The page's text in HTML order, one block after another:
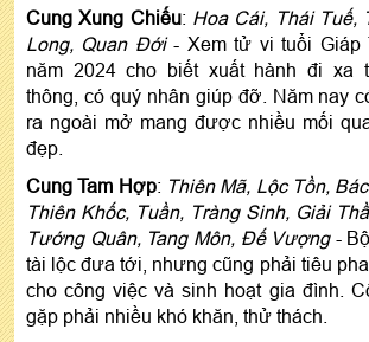
Cung Xung Chiếu: Hoa Cái, Thái Tuế,
Long, Quan Đới- Xem tử vi tuổi Giáp
năm 2024 cho biết xuất hành đi xa
thông, có quý nhân giúp đỡ. Năm nay
ra ngoài mở mang được nhiều mối
đẹp.
Cung Tam Hợp: Thiên Mã, Lộc Tồn,
Thiên Khốc, Tuần, Tràng Sinh, Giải
Tướng Quân, Tang Môn, Đế Vượng-
tài lộc đưa tới, nhưng cũng phải tiêu
cho công việc và sinh hoạt gia đình.
gặp phải nhiều khó khăn, thử thách.